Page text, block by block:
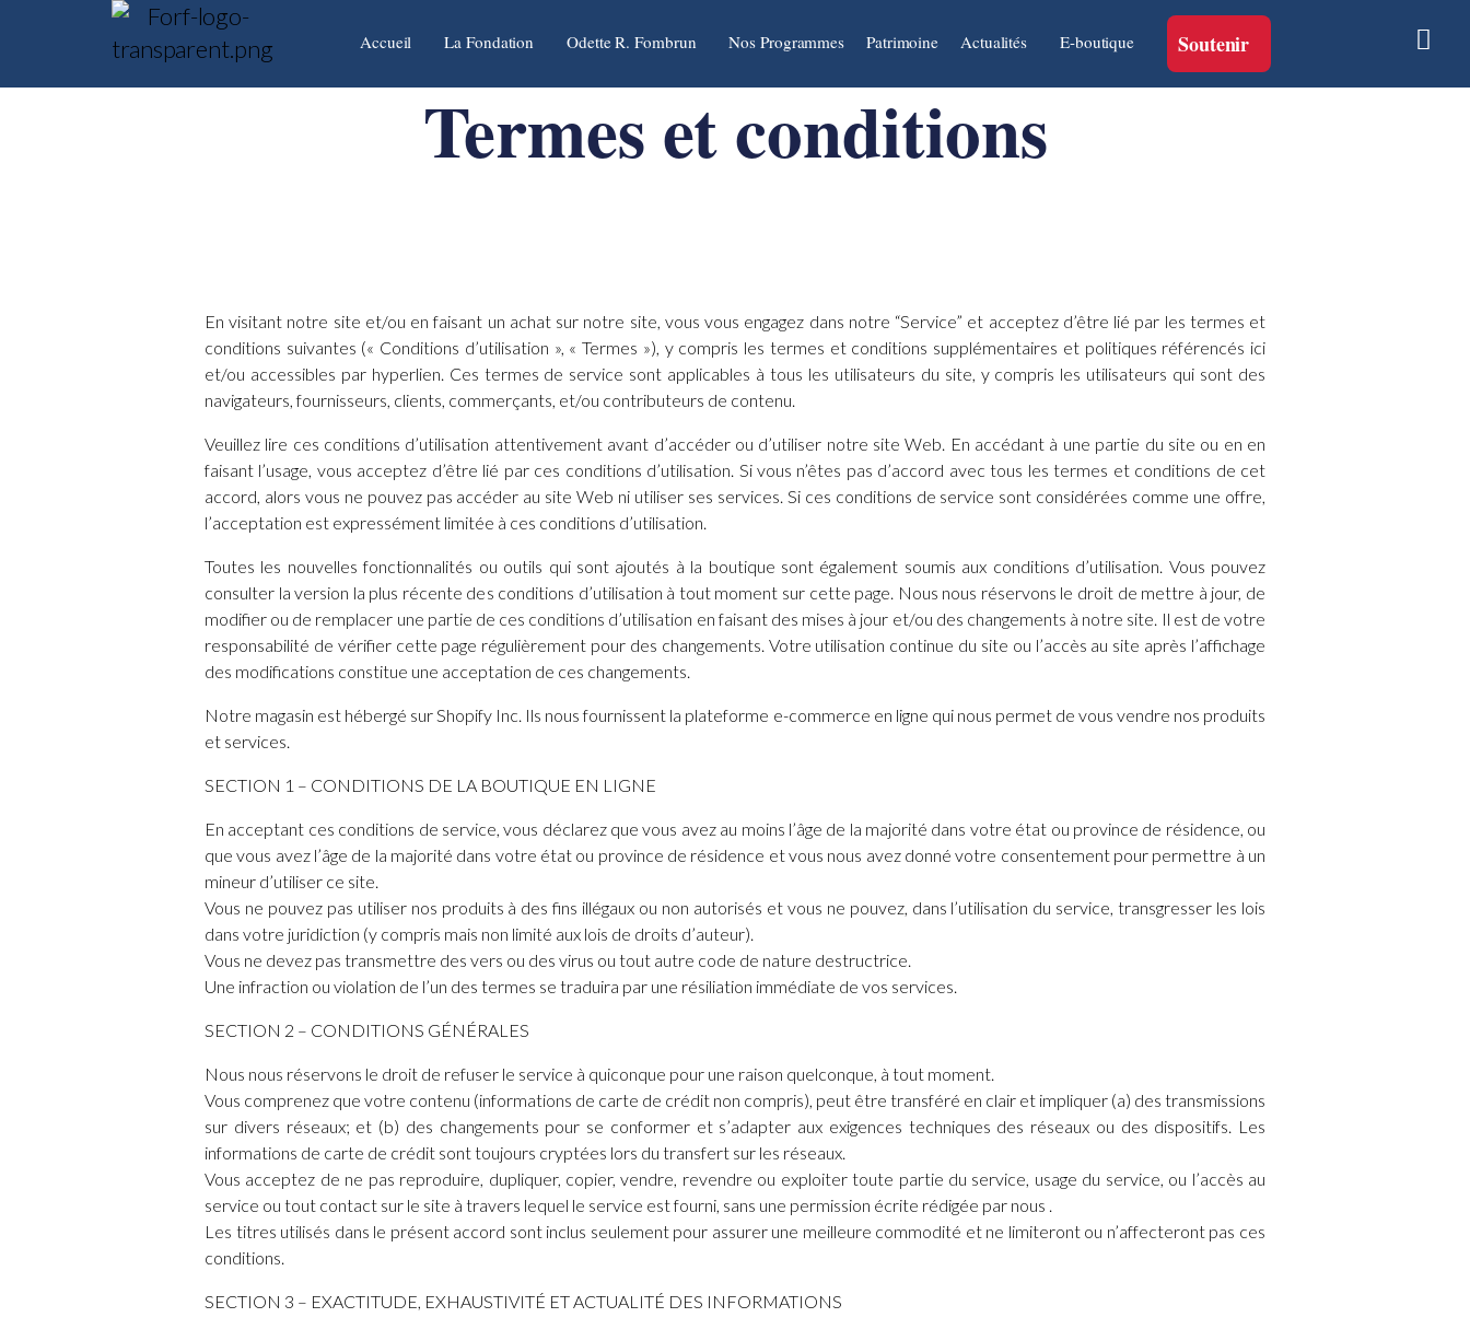
Accueil La Fondation Odette R. Fombrun Nos Programmes Patrimoine Actualités E-boutique Soutenir
Termes et conditions
En visitant notre site et/ou en faisant un achat sur notre site, vous vous engagez dans notre “Service” et acceptez d’être lié par les termes et
conditions suivantes (« Conditions d’utilisation », « Termes »), y compris les termes et conditions supplémentaires et politiques référencés ici
et/ou accessibles par hyperlien. Ces termes de service sont applicables à tous les utilisateurs du site, y compris les utilisateurs qui sont des
navigateurs, fournisseurs, clients, commerçants, et/ou contributeurs de contenu.
Veuillez lire ces conditions d’utilisation attentivement avant d’accéder ou d’utiliser notre site Web. En accédant à une partie du site ou en en
faisant l’usage, vous acceptez d’être lié par ces conditions d’utilisation. Si vous n’êtes pas d’accord avec tous les termes et conditions de cet
accord, alors vous ne pouvez pas accéder au site Web ni utiliser ses services. Si ces conditions de service sont considérées comme une offre,
l’acceptation est expressément limitée à ces conditions d’utilisation.
Toutes les nouvelles fonctionnalités ou outils qui sont ajoutés à la boutique sont également soumis aux conditions d’utilisation. Vous pouvez
consulter la version la plus récente des conditions d’utilisation à tout moment sur cette page. Nous nous réservons le droit de mettre à jour, de
modifier ou de remplacer une partie de ces conditions d’utilisation en faisant des mises à jour et/ou des changements à notre site. Il est de votre
responsabilité de vérifier cette page régulièrement pour des changements. Votre utilisation continue du site ou l’accès au site après l’affichage
des modifications constitue une acceptation de ces changements.
Notre magasin est hébergé sur Shopify Inc. Ils nous fournissent la plateforme e-commerce en ligne qui nous permet de vous vendre nos produits
et services.
SECTION 1 – CONDITIONS DE LA BOUTIQUE EN LIGNE
En acceptant ces conditions de service, vous déclarez que vous avez au moins l’âge de la majorité dans votre état ou province de résidence, ou
que vous avez l’âge de la majorité dans votre état ou province de résidence et vous nous avez donné votre consentement pour permettre à un
mineur d’utiliser ce site.
Vous ne pouvez pas utiliser nos produits à des fins illégaux ou non autorisés et vous ne pouvez, dans l’utilisation du service, transgresser les lois
dans votre juridiction (y compris mais non limité aux lois de droits d’auteur).
Vous ne devez pas transmettre des vers ou des virus ou tout autre code de nature destructrice.
Une infraction ou violation de l’un des termes se traduira par une résiliation immédiate de vos services.
SECTION 2 – CONDITIONS GÉNÉRALES
Nous nous réservons le droit de refuser le service à quiconque pour une raison quelconque, à tout moment.
Vous comprenez que votre contenu (informations de carte de crédit non compris), peut être transféré en clair et impliquer (a) des transmissions
sur divers réseaux; et (b) des changements pour se conformer et s’adapter aux exigences techniques des réseaux ou des dispositifs. Les
informations de carte de crédit sont toujours cryptées lors du transfert sur les réseaux.
Vous acceptez de ne pas reproduire, dupliquer, copier, vendre, revendre ou exploiter toute partie du service, usage du service, ou l’accès au
service ou tout contact sur le site à travers lequel le service est fourni, sans une permission écrite rédigée par nous .
Les titres utilisés dans le présent accord sont inclus seulement pour assurer une meilleure commodité et ne limiteront ou n’affecteront pas ces
conditions.
SECTION 3 – EXACTITUDE, EXHAUSTIVITÉ ET ACTUALITÉ DES INFORMATIONS